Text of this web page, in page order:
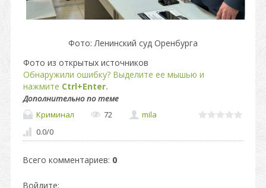
Фото: Ленинский суд Оренбурга
Фото из открытых источников
Обнаружили ошибку? Выделите ее мышью и
нажмите Ctrl+Enter.
Дополнительно по теме
Криминал
72
mila
0.0/0
Всего комментариев: 0
Войдите: